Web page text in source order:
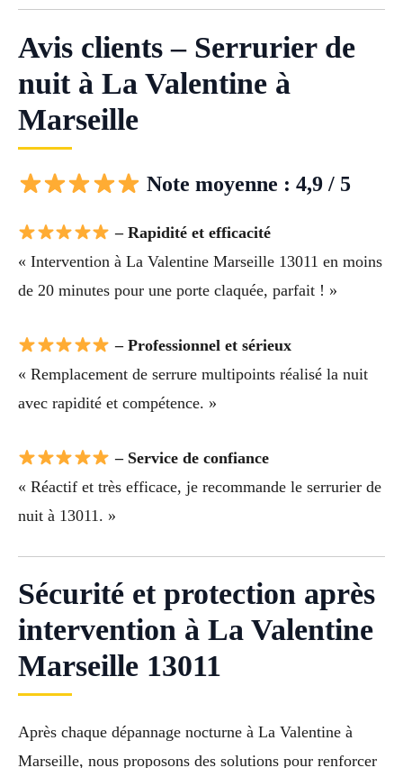
Avis clients – Serrurier de
nuit à La Valentine à
Marseille
Note moyenne : 4,9 / 5
– Rapidité et efficacité
« Intervention à La Valentine Marseille 13011 en moins
de 20 minutes pour une porte claquée, parfait ! »
– Professionnel et sérieux
« Remplacement de serrure multipoints réalisé la nuit
avec rapidité et compétence. »
– Service de confiance
« Réactif et très efficace, je recommande le serrurier de
nuit à 13011. »
Sécurité et protection après
intervention à La Valentine
Marseille 13011
Après chaque dépannage nocturne à La Valentine à
Marseille, nous proposons des solutions pour renforcer